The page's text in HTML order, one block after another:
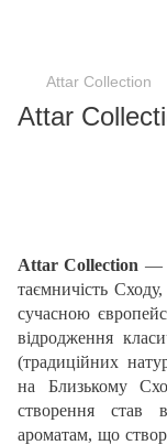
Attar Collection
Attar
Attar Collection —
таємничість
сучасною
відродження
(традиційних
на Близькому
створення став
ароматам, що